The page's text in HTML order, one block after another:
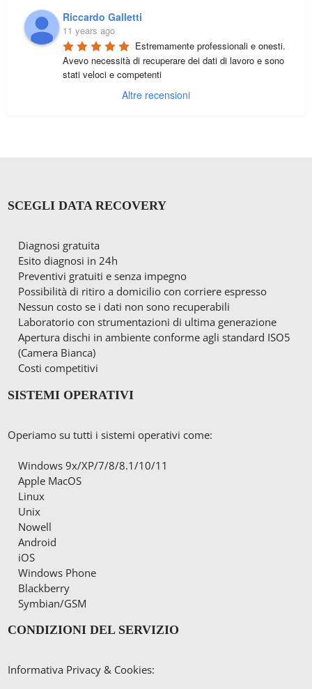
Riccardo Galletti
11 years ago
Estremamente professionali e onesti.
Avevo necessità di recuperare dei dati di lavoro e sono
stati veloci e competenti
Altre recensioni
SCEGLI DATA RECOVERY
Diagnosi gratuita
Esito diagnosi in 24h
Preventivi gratuiti e senza impegno
Possibilità di ritiro a domicilio con corriere espresso
Nessun costo se i dati non sono recuperabili
Laboratorio con strumentazioni di ultima generazione
Apertura dischi in ambiente conforme agli standard ISO5
(Camera Bianca)
Costi competitivi
SISTEMI OPERATIVI
Operiamo su tutti i sistemi operativi come:
Windows 9x/XP/7/8/8.1/10/11
Apple MacOS
Linux
Unix
Nowell
Android
iOS
Windows Phone
Blackberry
Symbian/GSM
CONDIZIONI DEL SERVIZIO
Informativa Privacy & Cookies: